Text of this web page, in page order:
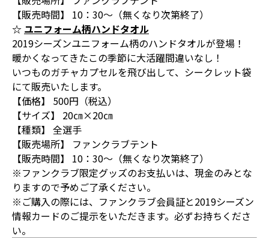
【販売時間】 10：30～（無くなり次第終了）
☆ ユニフォーム柄ハンドタオル
2019シーズンユニフォーム柄のハンドタオルが登場！
暖かくなってきたこの季節に大活躍間違いなし！
いつものガチャカプセルを飛び出して、シークレット袋
にて販売いたします。
【価格】 500円（税込）
【サイズ】 20㎝×20㎝
【種類】 全選手
【販売場所】 ファンクラブテント
【販売時間】 10：30～（無くなり次第終了）
※ファンクラブ限定グッズのお支払いは、現金のみとな
りますので予めご了承ください。
※ご購入の際には、ファンクラブ会員証と2019シーズン
情報カードのご提示をいただきます。必ずお持ちくださ
い。